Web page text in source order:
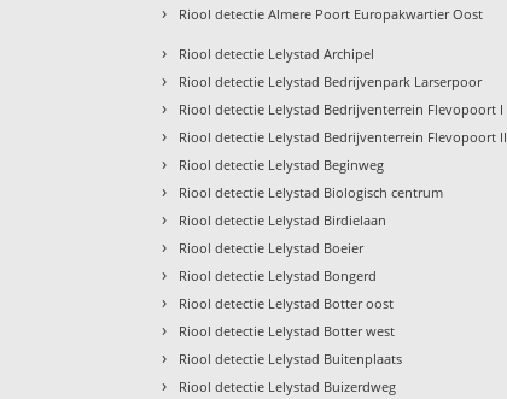
› Riool detectie Almere Poort Europakwartier Oost
› Riool detectie Lelystad Archipel
› Riool detectie Lelystad Bedrijvenpark Larserpoor
› Riool detectie Lelystad Bedrijventerrein Flevopoort I
› Riool detectie Lelystad Bedrijventerrein Flevopoort II
› Riool detectie Lelystad Beginweg
› Riool detectie Lelystad Biologisch centrum
› Riool detectie Lelystad Birdielaan
› Riool detectie Lelystad Boeier
› Riool detectie Lelystad Bongerd
› Riool detectie Lelystad Botter oost
› Riool detectie Lelystad Botter west
› Riool detectie Lelystad Buitenplaats
› Riool detectie Lelystad Buizerdweg